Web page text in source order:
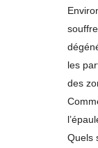
les
des
Quels